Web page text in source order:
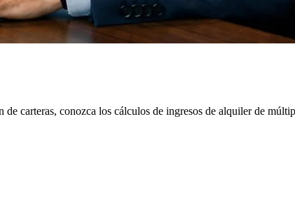
carteras, conozca los cálculos de ingresos de alquiler de